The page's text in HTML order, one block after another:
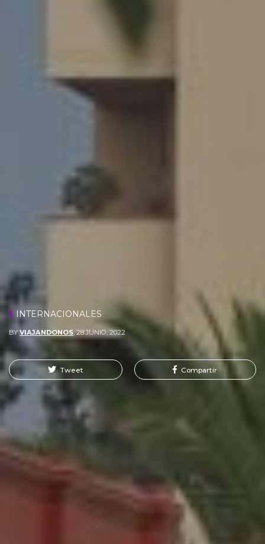
INTERNACIONALES
BYVIAJANDONOS,28 JUNIO, 2022
Tweet Compartir